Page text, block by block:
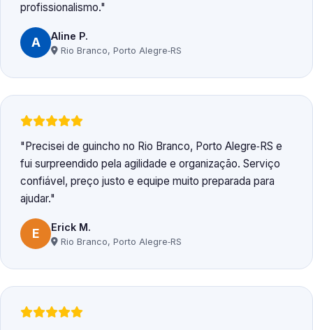
profissionalismo.
A Aline P.
Rio Branco, Porto Alegre‑RS
Precisei de guincho no Rio Branco, Porto Alegre‑RS e
fui surpreendido pela agilidade e organização. Serviço
confiável, preço justo e equipe muito preparada para
ajudar.
E Erick M.
Rio Branco, Porto Alegre‑RS